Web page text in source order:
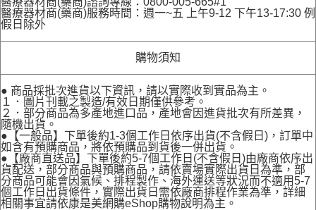
醫療器材商(藥商)服務時間：週一~五 上午9-12 下午13-17:30 例
假日除外
購物須知
● 商品採批次進貨以下資訊，請以實際收到實品為主。
１．圖片刊載之製造/有效日期僅供參考。
２．部分商品為多產地進口品，產地會因進貨批次有所差異，
隨機出貨。
●【一般品】下單後約1-3個工作日依序出貨(不含假日)，訂單中
如含有預購商品，將依預購品到貨後一併出貨。
●【廠商直送品】下單後約5-7個工作日(不含假日)由廠商依序出
貨配送，部分商品與預購商品，請依賣場實際出貨日為準，部
分商品可能會因氣候、排程製作、海外運送等狀況而不適用5-7
個工作日出貨條件，實際出貨日需依廠商排程作業為準，詳細
相關事宜請依康是美網購eShop購物說明為主。